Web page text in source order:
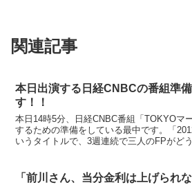
関連記事
本日出演する日経CNBCの番組準
す！！
本日14時5分、日経CNBC番組「TOKYOマ
するための準備をしている最中です。「
いうタイトルで、3週連続で三人のFPがど
「前川さん、当分金利は上げられ